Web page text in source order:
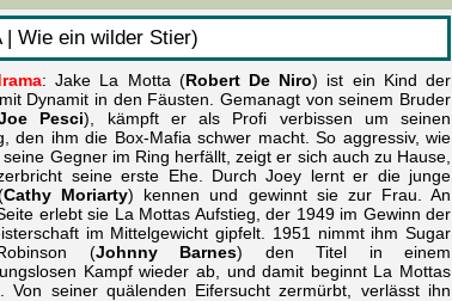
| Wie ein wilder Stier)
: Jake La Motta (Robert De Niro) ist ein Kind der
Dynamit in den Fäusten. Gemanagt von seinem Bruder
Pesci), kämpft er als Profi verbissen um seinen
den ihm die Box-Mafia schwer macht. So aggressiv, wie
Gegner im Ring herfällt, zeigt er sich auch zu Hause,
seine erste Ehe. Durch Joey lernt er die junge
Cathy Moriarty) kennen und gewinnt sie zur Frau. An
erlebt sie La Mottas Aufstieg, der 1949 im Gewinn der
im Mittelgewicht gipfelt. 1951 nimmt ihm Sugar
(Johnny Barnes) den Titel in einem
Kampf wieder ab, und damit beginnt La Mottas
Von seiner quälenden Eifersucht zermürbt, verlässt ihn